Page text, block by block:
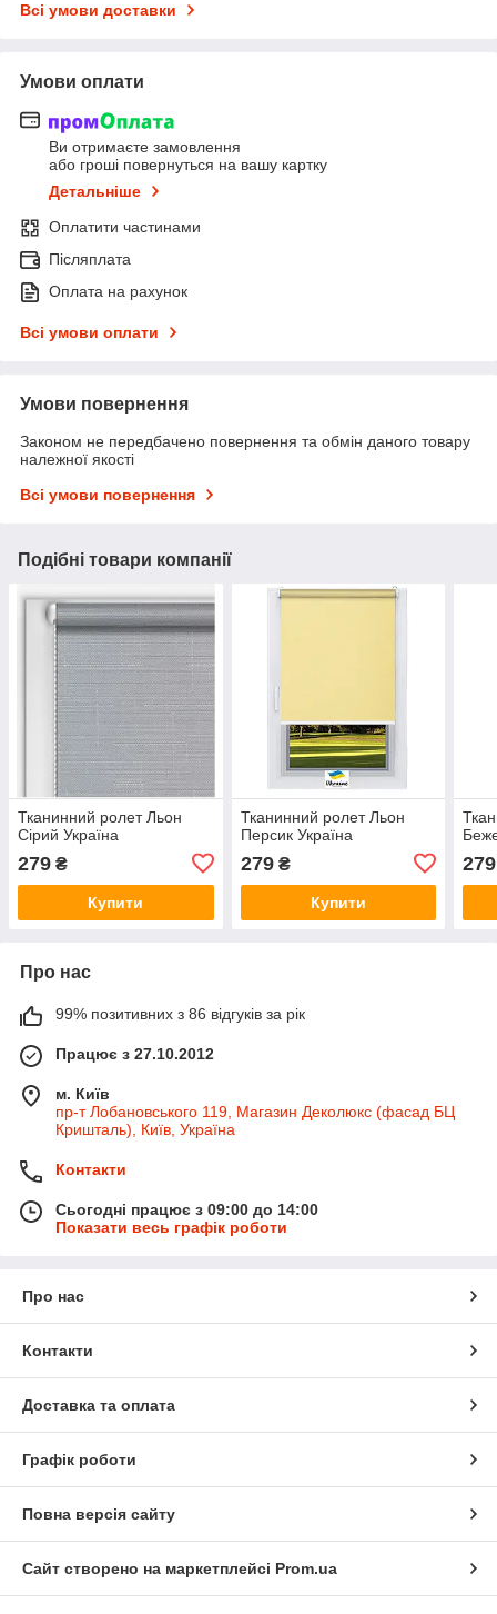
Всі умови доставки
Умови оплати
Ви отримаєте замовлення
або гроші повернуться на вашу картку
Детальніше
Оплатити частинами
Післяплата
Оплата на рахунок
Всі умови оплати
Умови повернення
Законом не передбачено повернення та обмін даного товару
належної якості
Всі умови повернення
Подібні товари компанії
Тканинний ролет Льон
Сірий Україна
279 ₴
Купити
Тканинний ролет Льон
Персик Україна
279₴
Купити
279
Про нас
99% позитивних з 86 відгуків за рік
Працює з 27.10.2012
м. Київ
пр-т Лобановського 119, Магазин Деколюкс (фасад БЦ
Кришталь), Київ, Україна
Контакти
Сьогодні працює з 09:00 до 14:00
Показати весь графік роботи
Про нас
Контакти
Доставка та оплата
Графік роботи
Повна версія сайту
Сайт створено на маркетплейсі Prom.ua